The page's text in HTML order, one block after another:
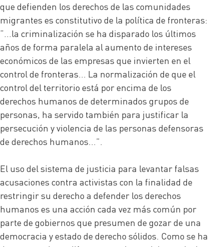
que defienden los derechos de las comunidades
migrantes es constitutivo de la política de fronteras:
“…la criminalización se ha disparado los últimos
años de forma paralela al aumento de intereses
económicos de las empresas que invierten en el
control de fronteras… La normalización de que el
control del territorio está por encima de los
derechos humanos de determinados grupos de
personas, ha servido también para justificar la
persecución y violencia de las personas defensoras
de derechos humanos…”.
El uso del sistema de justicia para levantar falsas
acusaciones contra activistas con la finalidad de
restringir su derecho a defender los derechos
humanos es una acción cada vez más común por
parte de gobiernos que presumen de gozar de una
democracia y estado de derecho sólidos. Como se ha